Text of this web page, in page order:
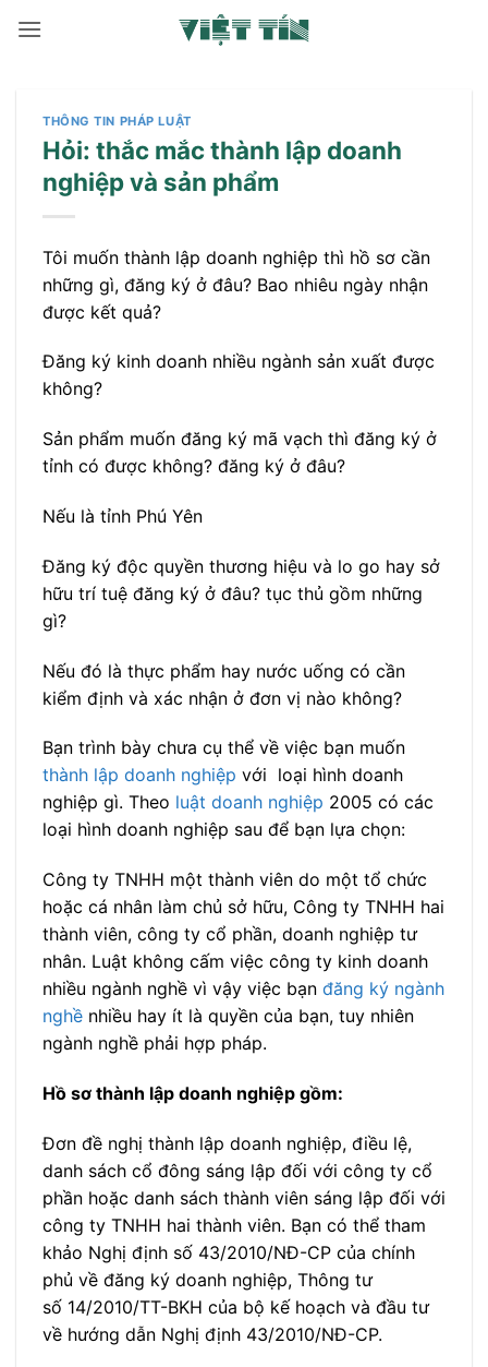
qua
THÔNG TIN PHÁP LUẬT
Hỏi: thắc mắc thành lập doanh
nghiệp và sản phẩm
Tôi muốn thành lập doanh nghiệp thì hồ sơ cần
những gì, đăng ký ở đâu? Bao nhiêu ngày nhận
được kết quả?
Đăng ký kinh doanh nhiều ngành sản xuất được
không?
Sản phẩm muốn đăng ký mã vạch thì đăng ký ở
tỉnh có được không? đăng ký ở đâu?
Nếu là tỉnh Phú Yên
Đăng ký độc quyền thương hiệu và lo go hay sở
hữu trí tuệ đăng ký ở đâu? tục thủ gồm những
gì?
Nếu đó là thực phẩm hay nước uống có cần
kiểm định và xác nhận ở đơn vị nào không?
Bạn trình bày chưa cụ thể về việc bạn muốn
thành lập doanh nghiệp với loại hình doanh
nghiệp gì. Theo luật doanh nghiệp 2005 có các
loại hình doanh nghiệp sau để bạn lựa chọn:
Công ty TNHH một thành viên do một tổ chức
hoặc cá nhân làm chủ sở hữu, Công ty TNHH hai
thành viên, công ty cổ phần, doanh nghiệp tư
nhân. Luật không cấm việc công ty kinh doanh
nhiều ngành nghề vì vậy việc bạn đăng ký ngành
nghề nhiều hay ít là quyền của bạn, tuy nhiên
ngành nghề phải hợp pháp.
Hồ sơ thành lập doanh nghiệp gồm:
Đơn đề nghị thành lập doanh nghiệp, điều lệ,
danh sách cổ đông sáng lập đối với công ty cổ
phần hoặc danh sách thành viên sáng lập đối với
công ty TNHH hai thành viên. Bạn có thể tham
khảo Nghị định số 43/2010/NĐ-CP của chính
phủ về đăng ký doanh nghiệp, Thông tư
số 14/2010/TT-BKH của bộ kế hoạch và đầu tư
về hướng dẫn Nghị định 43/2010/NĐ-CP.